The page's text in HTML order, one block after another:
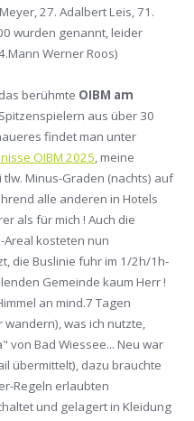
27. Adalbert Leis, 71.
wurden genannt, leider
Werner Roos)
berühmte OIBM am
aus über 30
findet man unter
OIBM 2025, meine
Minus-Graden (nachts) auf
alle anderen in Hotels
als für mich ! Auch die
kosteten nun
die Buslinie fuhr im 1/2h/1h-
Gemeinde kaum Herr !
an mind.7 Tagen
was ich nutzte,
von Bad Wiessee... Neu war
übermittelt), dazu brauchte
Regeln erlaubten
und gelagert in Kleidung